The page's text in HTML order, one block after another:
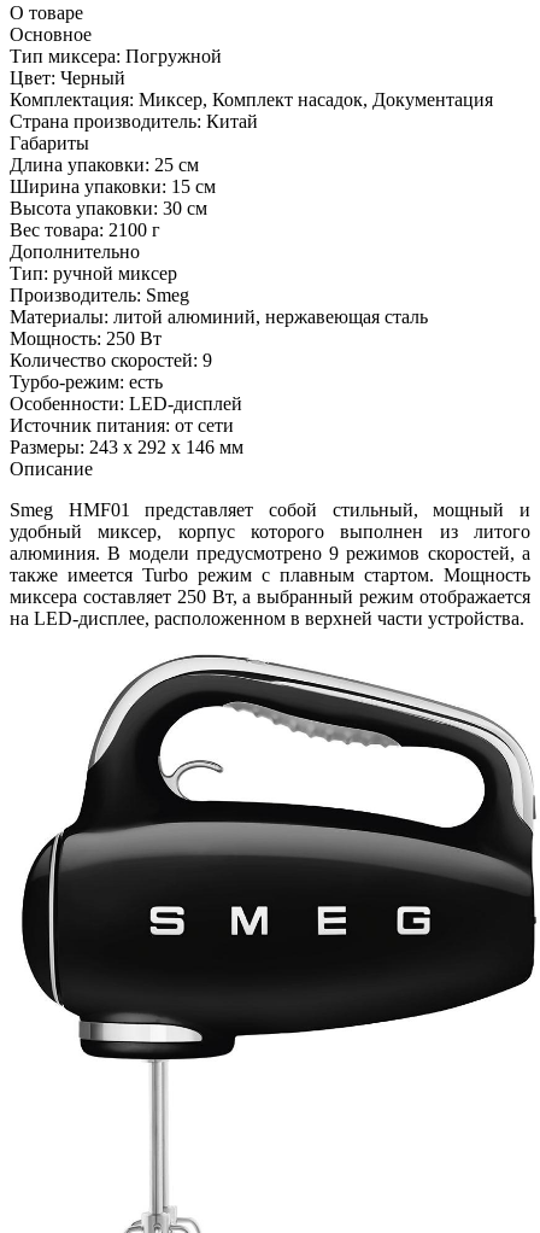
О товаре
Основное
Тип миксера: Погружной
Цвет: Черный
Комплектация: Миксер, Комплект насадок, Документация
Страна производитель: Китай
Габариты
Длина упаковки: 25 см
Ширина упаковки: 15 см
Высота упаковки: 30 см
Вес товара: 2100 г
Дополнительно
Тип: ручной миксер
Производитель: Smeg
Материалы: литой алюминий, нержавеющая сталь
Мощность: 250 Вт
Количество скоростей: 9
Турбо-режим: есть
Особенности: LED-дисплей
Источник питания: от сети
Размеры: 243 х 292 х 146 мм
Описание
Smeg HMF01 представляет собой стильный, мощный и
удобный миксер, корпус которого выполнен из литого
алюминия. В модели предусмотрено 9 режимов скоростей, а
также имеется Turbo режим с плавным стартом. Мощность
миксера составляет 250 Вт, а выбранный режим отображается
на LED-дисплее, расположенном в верхней части устройства.